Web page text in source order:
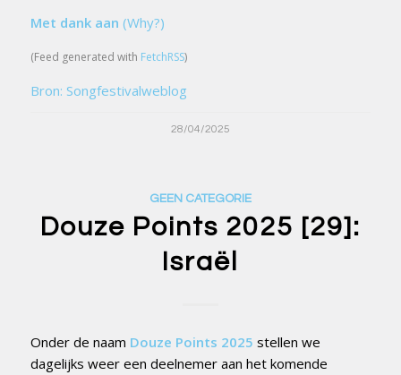
Met dank aan (Why?)
(Feed generated with FetchRSS)
Bron: Songfestivalweblog
28/04/2025
GEEN CATEGORIE
Douze Points 2025 [29]:
Israël
Onder de naam Douze Points 2025 stellen we
dagelijks weer een deelnemer aan het komende